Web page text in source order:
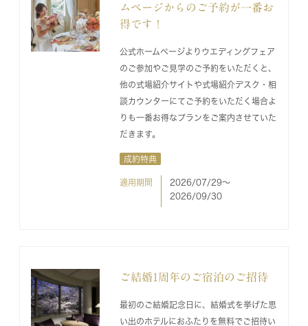
ムページからのご予約が一番お
得です！
公式ホームページよりウエディングフェア
のご参加やご見学のご予約をいただくと、
他の式場紹介サイトや式場紹介デスク・相
談カウンターにてご予約をいただく場合よ
りも一番お得なプランをご案内させていた
だきます。
成約特典
適用期間
2026/07/29〜
2026/09/30
ご結婚1周年のご宿泊のご招待
最初のご結婚記念日に、結婚式を挙げた思
い出のホテルにおふたりを無料でご招待い